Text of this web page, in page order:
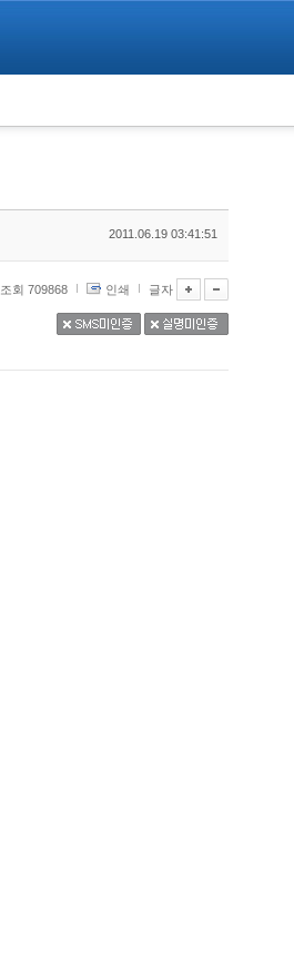
2011.06.19 03:41:51
조회 709868 인쇄 글자